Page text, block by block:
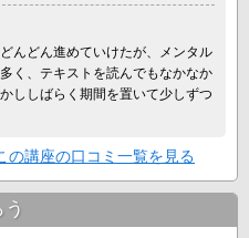
んどん進めていけたが、メンタル
く、テキストを読んでもなかなか
ししばらく期間を置いて少しずつ
の講座の口コミ一覧を見る